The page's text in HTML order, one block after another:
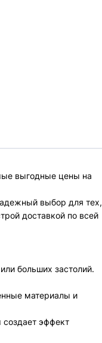
выгодные цены на
выбор для тех,
доставкой по всей
больших застолий.
материалы и
эффект